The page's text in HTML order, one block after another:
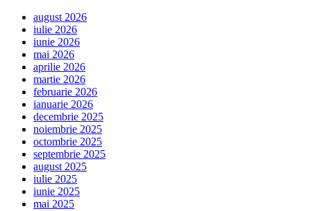
august 2026
iulie 2026
iunie 2026
mai 2026
aprilie 2026
martie 2026
februarie 2026
ianuarie 2026
decembrie 2025
noiembrie 2025
octombrie 2025
septembrie 2025
august 2025
iulie 2025
iunie 2025
mai 2025